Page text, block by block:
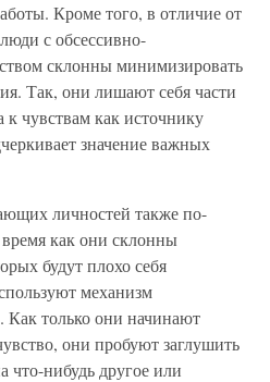
Кроме того, в отличие от
с обсессивно-
склонны минимизировать
Так, они лишают себя части
чувствам как источнику
значение важных
личностей также по-
как они склонны
будут плохо себя
механизм
Как только они начинают
они пробуют заглушить
что-нибудь другое или